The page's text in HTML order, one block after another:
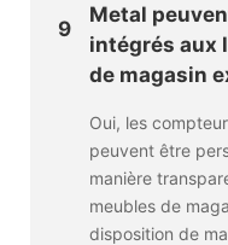
9
Metal
intégrés aux
de magasin
Oui, les
peuvent être
manière
meubles de
disposition de